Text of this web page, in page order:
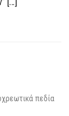
πεδία